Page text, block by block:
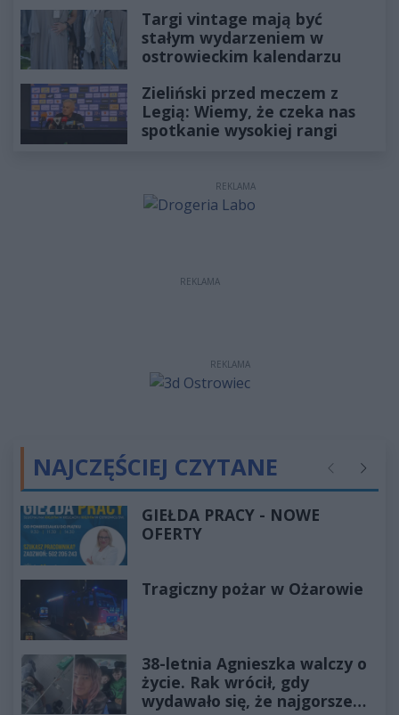
Targi vintage mają być
stałym wydarzeniem w
ostrowieckim kalendarzu
Zieliński przed meczem z
Legią: Wiemy, że czeka nas
spotkanie wysokiej rangi
REKLAMA
REKLAMA
REKLAMA
NAJCZĘŚCIEJ CZYTANE Poprzednie
GIEŁDA PRACY - NOWE
OFERTY
Tragiczny pożar w Ożarowie
38-letnia Agnieszka walczy o
życie. Rak wrócił, gdy
wydawało się, że najgorsze